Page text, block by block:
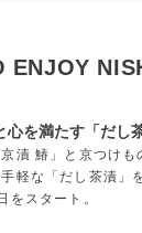
ENJOY
心を満たす「だし
漬 鰆」と京つけも
軽な「だし茶漬」
をスタート。